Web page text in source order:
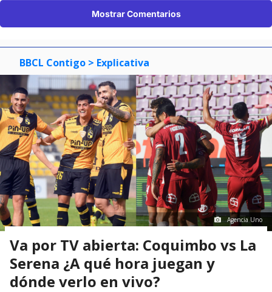
Mostrar Comentarios
BBCL Contigo > Explicativa
Agencia Uno
Va por TV abierta: Coquimbo vs La
Serena ¿A qué hora juegan y
dónde verlo en vivo?